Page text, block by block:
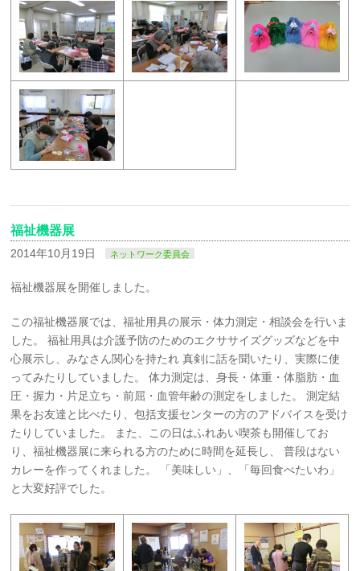
福祉機器展
2014年10月19日 ネットワーク委員会
福祉機器展を開催しました。
この福祉機器展では、福祉用具の展示・体力測定・相談会を行いま
した。 福祉用具は介護予防のためのエクササイズグッズなどを中
心展示し、みなさん関心を持たれ 真剣に話を聞いたり、実際に使
ってみたりしていました。 体力測定は、身長・体重・体脂肪・血
圧・握力・片足立ち・前屈・血管年齢の測定をしました。 測定結
果をお友達と比べたり、包括支援センターの方のアドバイスを受け
たりしていました。 また、この日はふれあい喫茶も開催してお
り、福祉機器展に来られる方のために時間を延長し、 普段はない
カレーを作ってくれました。 「美味しい」、「毎回食べたいわ」
と大変好評でした。